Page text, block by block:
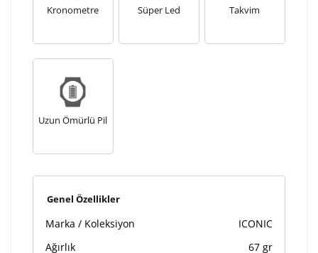
Kronometre Süper Led Takvim
Uzun Ömürlü Pil
Genel Özellikler
Marka / Koleksiyon
ICONIC
Ağırlık
67 gr